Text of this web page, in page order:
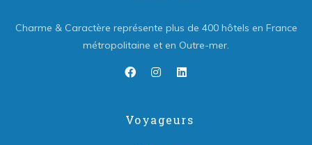
Charme & Caractère représente plus de 400 hôtels en France
métropolitaine et en Outre-mer.
Voyageurs